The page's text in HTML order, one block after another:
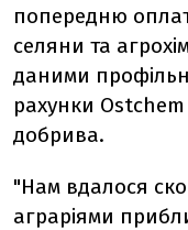
попередню
селяни та
даними
рахунки
добрива.
"Нам вдалося
аграріями